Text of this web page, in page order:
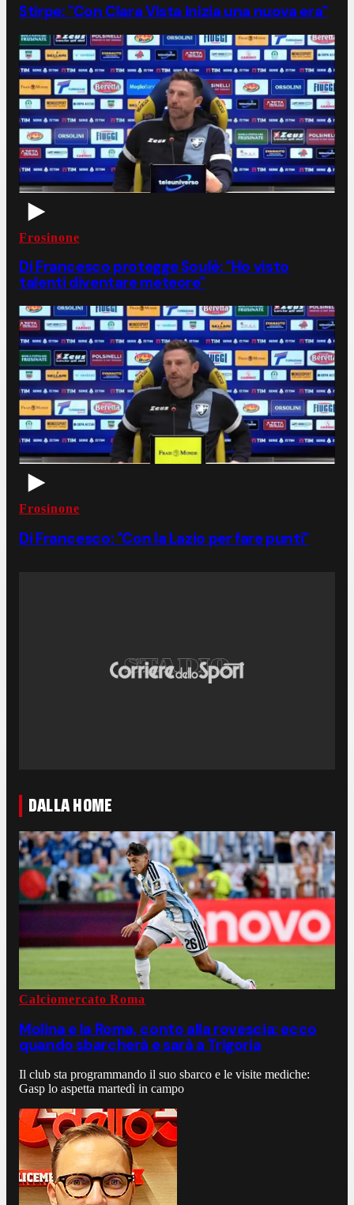
Stirpe: "Con Clara Vista inizia una nuova era"
Frosinone
Di Francesco protegge Soulè: "Ho visto
talenti diventare meteore"
Frosinone
Di Francesco: "Con la Lazio per fare punti"
DALLA HOME
Calciomercato Roma
Molina e la Roma, conto alla rovescia: ecco
quando sbarcherà e sarà a Trigoria
Il club sta programmando il suo sbarco e le visite mediche:
Gasp lo aspetta martedì in campo